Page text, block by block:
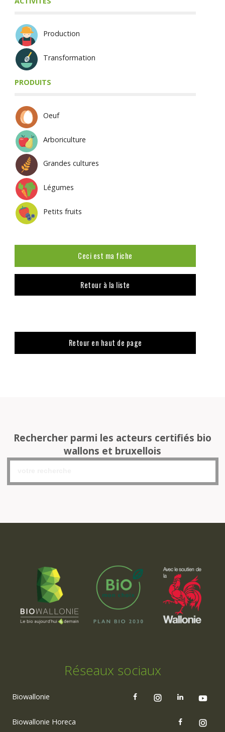
Production
Transformation
PRODUITS
Oeuf
Arboriculture
Grandes cultures
Légumes
Petits fruits
Ceci est ma fiche
Retour à la liste
Retour en haut de page
Rechercher parmi les acteurs certifiés bio
wallons et bruxellois
Réseaux sociaux
Biowallonie
Biowallonie Horeca